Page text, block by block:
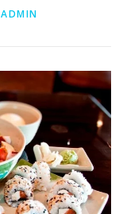
ADMIN